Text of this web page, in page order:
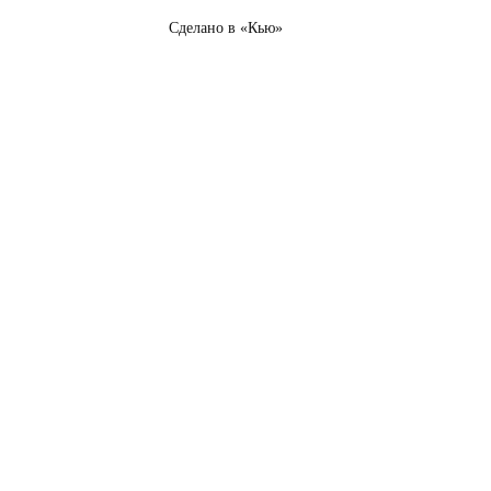
Сделано в «Кью»